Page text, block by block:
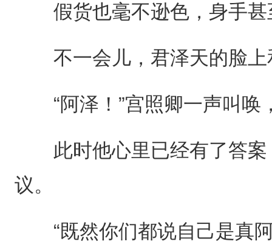
假货也毫不逊色，身手甚
不一会儿，君泽天的脸上
“阿泽！”宫照卿一声叫唤
此时他心里已经有了答案
议。
“既然你们都说自己是真阿